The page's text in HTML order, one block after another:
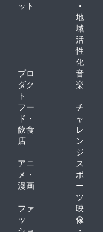
ット
・
地
域
活
性
化
プロ
ダク
ト
音
楽
フー
ド・
飲食
店
チ
ャ
レ
ン
ジ
アニ
メ・
漫画
ス
ポ
ー
ツ
ファ
ッ
映
像